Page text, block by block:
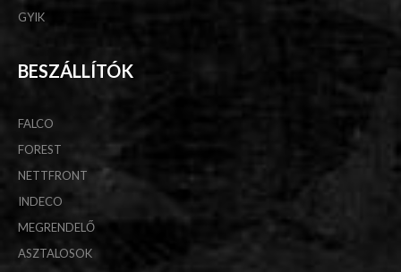
GYIK
BESZÁLLÍTÓK
FALCO
FOREST
NETTFRONT
INDECO
MEGRENDELŐ
ASZTALOSOK